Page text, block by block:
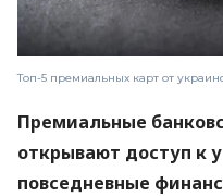
Топ-5 премиальных карт от
Премиальные
открывают доступ к
повседневные